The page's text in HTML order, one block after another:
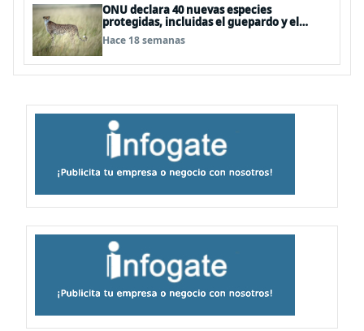
ONU declara 40 nuevas especies
protegidas, incluidas el guepardo y el
tiburón martillo
Hace 18 semanas